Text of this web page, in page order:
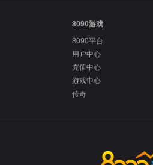
8090游戏
8090平台
用户中心
充值中心
游戏中心
传奇